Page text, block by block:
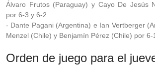
Álvaro Frutos (Paraguay) y Cayo De Jesús
por 6-3 y 6-2.
- Dante Pagani (Argentina) e Ian Vertberger
Menzel (Chile) y Benjamín Pérez (Chile) por 6-
Orden de juego para el